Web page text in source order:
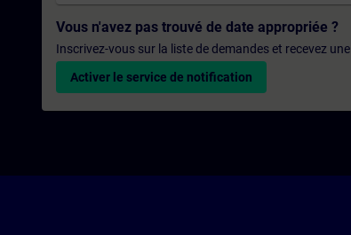
Vous n'avez pas trouvé de date appropriée ?
Inscrivez-vous sur la liste de demandes et recevez
Activer le service de notification